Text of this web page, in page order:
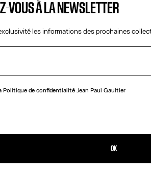
E
CONDITIONS
POLITIQUE DE
FORMULAIRE DE
VOUS À LA NEWSLETTER
les informations des prochaines
Politique de confidentialité Jean Paul Gaultier
OK